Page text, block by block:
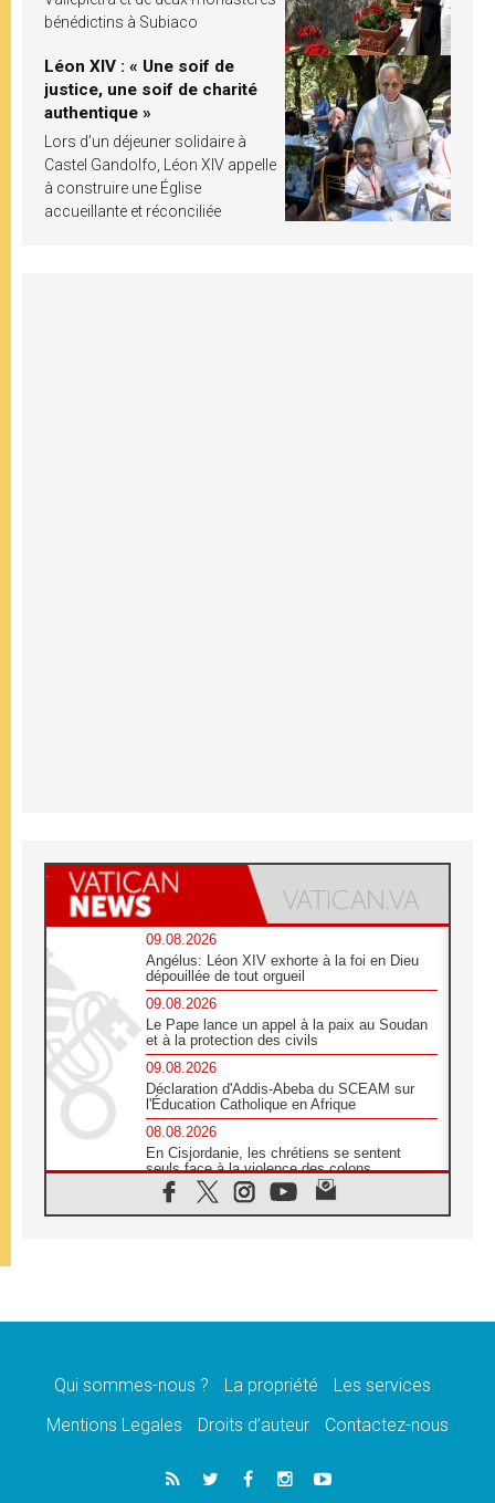
bénédictins à Subiaco
Léon XIV : « Une soif de
justice, une soif de charité
authentique »
Lors d’un déjeuner solidaire à
Castel Gandolfo, Léon XIV appelle
à construire une Église
accueillante et réconciliée
09.08.2026
Angélus: Léon XIV exhorte à la foi en Dieu
dépouillée de tout orgueil
09.08.2026
Le Pape lance un appel à la paix au Soudan
et à la protection des civils
09.08.2026
Déclaration d'Addis-Abeba du SCEAM sur
l'Éducation Catholique en Afrique
08.08.2026
En Cisjordanie, les chrétiens se sentent
seuls face à la violence des colons
08.08.2026
Léon XIV au sanctuaire de Notre Dame du
08.08.2026
08.08.2026
catholiques
Au Bangladesh, l'Église accompagne les
Dalits sur le chemin de la dignité
Qui sommes-nous ? La propriété
Les services
Mentions Legales
Droits d’auteur Contactez-nous